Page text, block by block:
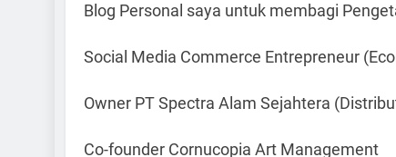
Blog Personal saya untuk membagi
Social Media Commerce Entrepreneur
Owner PT Spectra Alam Sejahtera
Co-founder Cornucopia Art Management